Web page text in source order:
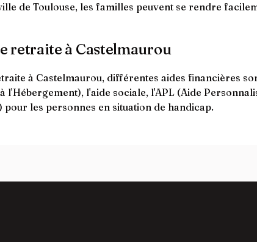
de Toulouse, les familles peuvent se rendre
retraite à Castelmaurou
à Castelmaurou, différentes aides financières
l'Hébergement), l'aide sociale, l'APL (Aide
les personnes en situation de handicap.